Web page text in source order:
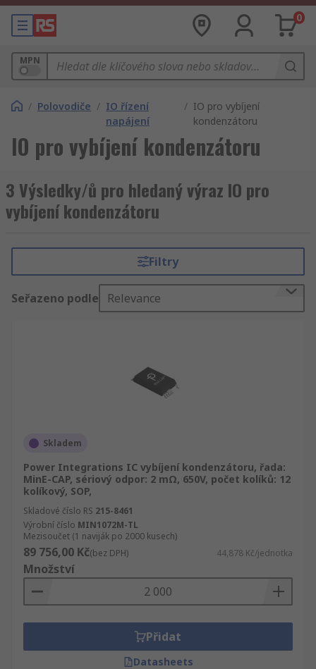
0
MPN
/ Polovodiče / IO řízení
napájení
/ IO pro vybíjení
kondenzátoru
IO pro vybíjení kondenzátoru
3 Výsledky/ů pro hledaný výraz IO pro
vybíjení kondenzátoru
Filtry
Seřazeno podle Relevance
Skladem
Power Integrations IC vybíjení kondenzátoru, řada:
MinE-CAP, sériový odpor: 2 mΩ, 650V, počet kolíků: 12
kolíkový, SOP,
Skladové číslo RS 215-8461
Výrobní číslo MIN1072M-TL
Mezisoučet (1 naviják po 2000 kusech)
89 756,00 Kč(bez DPH) 44,878 Kč/jednotka
Množství
Přidat
Datasheets